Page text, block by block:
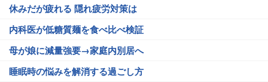
休みだが疲れる 隠れ疲労対策は
内科医が低糖質麺を食べ比べ検証
母が娘に減量強要→家庭内別居へ
睡眠時の悩みを解消する過ごし方